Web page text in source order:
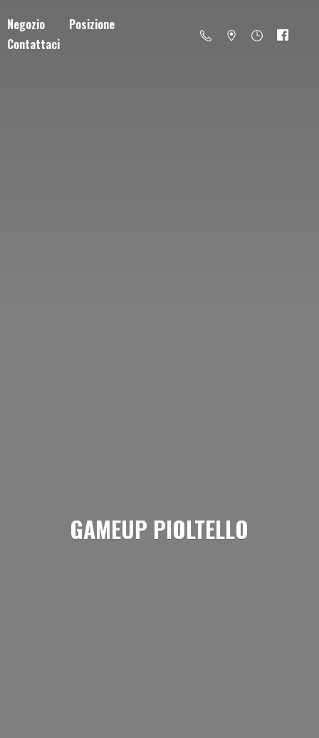
Negozio
Posizione
Contattaci
GAMEUP PIOLTELLO